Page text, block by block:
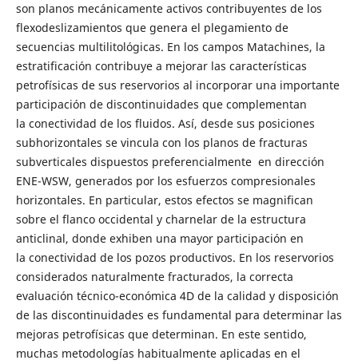
son planos mecánicamente activos contribuyentes de los
flexodeslizamientos que genera el plegamiento de
secuencias multilitológicas. En los campos Matachines, la
estratificación contribuye a mejorar las características
petrofísicas de sus reservorios al incorporar una importante
participación de discontinuidades que complementan
la conectividad de los fluidos. Así, desde sus posiciones
subhorizontales se vincula con los planos de fracturas
subverticales dispuestos preferencialmente en dirección
ENE-WSW, generados por los esfuerzos compresionales
horizontales. En particular, estos efectos se magnifican
sobre el flanco occidental y charnelar de la estructura
anticlinal, donde exhiben una mayor participación en
la conectividad de los pozos productivos. En los reservorios
considerados naturalmente fracturados, la correcta
evaluación técnico-económica 4D de la calidad y disposición
de las discontinuidades es fundamental para determinar las
mejoras petrofísicas que determinan. En este sentido,
muchas metodologías habitualmente aplicadas en el